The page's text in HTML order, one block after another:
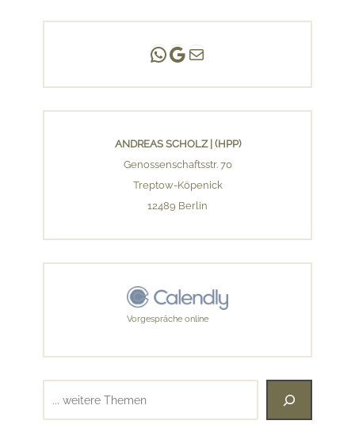
Andreas Scholz | (HPP)
Praxis Adlershof
E-Mail an mich ...
ANDREAS SCHOLZ | (HPP)
Genossenschaftsstr. 70
Treptow-Köpenick
12489 Berlin
Vorgespräche online